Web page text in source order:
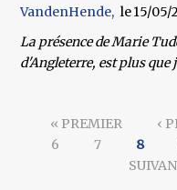
VandenHende
15/05/
La présence de Marie
d'Angleterre, est plus
« PREMIER ‹
6
7 8